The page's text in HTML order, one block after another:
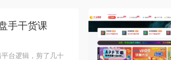
手干货课
台逻辑，剪了几十